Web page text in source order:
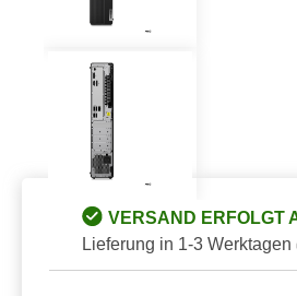
VERSAND ERFOLGT
Lieferung in 1-3 Werktagen